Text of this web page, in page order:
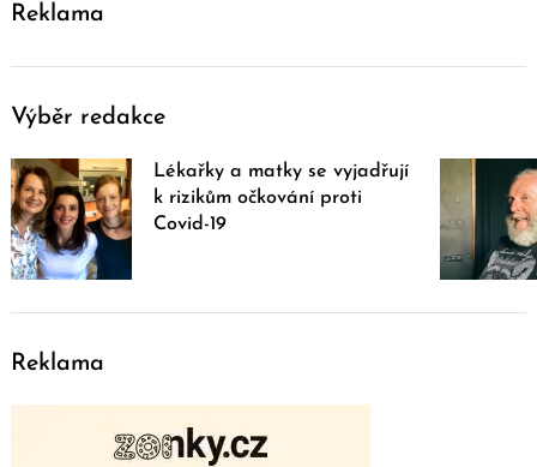
Reklama
Výběr redakce
Lékařky a matky se vyjadřují
k rizikům očkování proti
Covid-19
Reklama